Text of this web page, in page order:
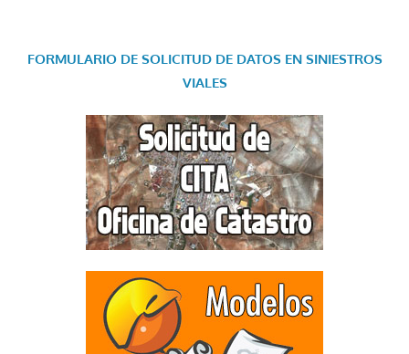
FORMULARIO DE SOLICITUD DE DATOS EN SINIESTROS
VIALES